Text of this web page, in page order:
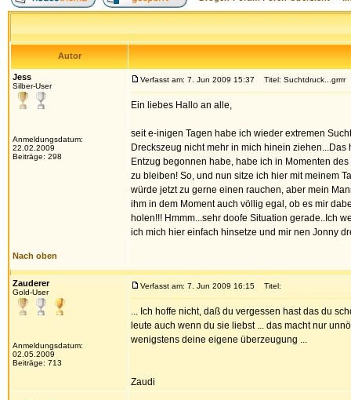
Autor
Jess
Silber-User
Anmeldungsdatum:
22.02.2009
Beiträge: 298
Verfasst am: 7. Jun 2009 15:37 Titel: Suchtdruck...grrrr
Ein liebes Hallo an alle,
seit e-inigen Tagen habe ich wieder extremen
Dreckszeug nicht mehr in mich hinein
Entzug begonnen habe, habe ich in Momenten
zu bleiben! So, und nun sitze ich hier mit meinem
würde jetzt zu gerne einen rauchen, aber mein
ihm in dem Moment auch völlig egal, ob es mir
holen!!! Hmmm...sehr doofe Situation gerade..Ich
ich mich hier einfach hinsetze und mir nen Jonny
Nach oben
Zauderer
Gold-User
Anmeldungsdatum:
02.05.2009
Beiträge: 713
Verfasst am: 7. Jun 2009 16:15 Titel:
... Ich hoffe nicht, daß du vergessen hast das du
leute auch wenn du sie liebst ... das macht nur
wenigstens deine eigene überzeugung ...
Zaudi